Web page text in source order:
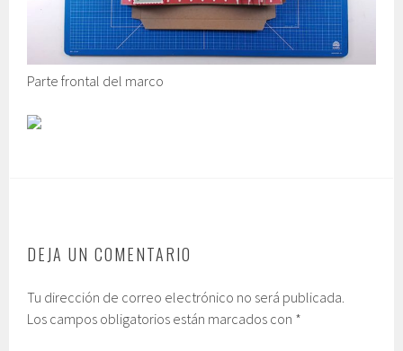
Parte frontal del marco
DEJA UN COMENTARIO
Tu dirección de correo electrónico no será publicada.
Los campos obligatorios están marcados con *